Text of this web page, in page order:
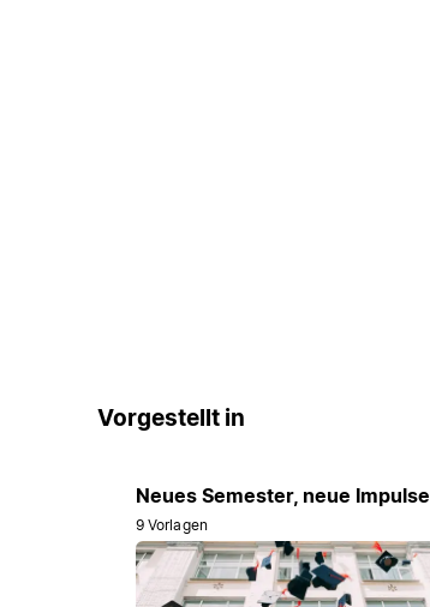
Vorgestellt in
Neues Semester, neue Impulse
9 Vorlagen